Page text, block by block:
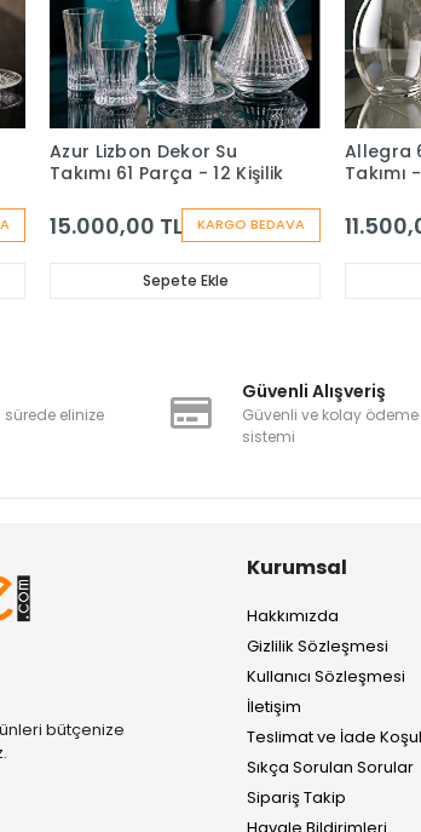
KARGO BEDAVA
Azur Lizbon Dekor Su
Takımı 61 Parça - 12 Kişilik
15.000,00 TL
Sepete Ekle
Allegra
Takımı
sürede elinize
Güvenli Alışveriş
Güvenli ve kolay ödeme
sistemi
bütçenize
Kurumsal
Hakkımızda
Gizlilik Sözleşmesi
Kullanıcı Sözleşmesi
İletişim
Teslimat ve İade
Sıkça Sorulan Sorular
Sipariş Takip
Havale Bildirimleri